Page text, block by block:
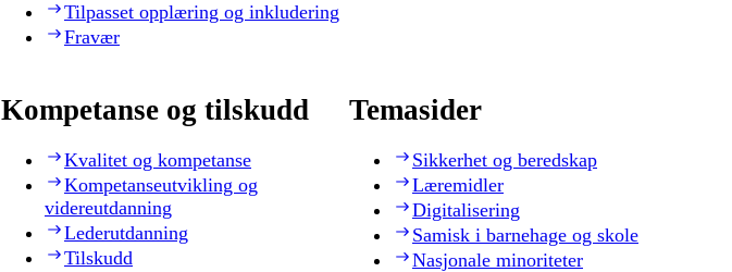
Tilpasset opplæring og inkludering
Fravær
Kompetanse og tilskudd
Kvalitet og kompetanse
Kompetanseutvikling og
videreutdanning
Lederutdanning
Tilskudd
Temasider
Sikkerhet og beredskap
Læremidler
Digitalisering
Samisk i barnehage og skole
Nasjonale minoriteter